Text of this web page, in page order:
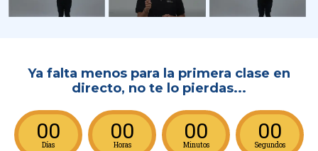
Ya falta menos para la primera clase en
directo, no te lo pierdas...
00
Días
00
Horas
00
Minutos
00
Segundos